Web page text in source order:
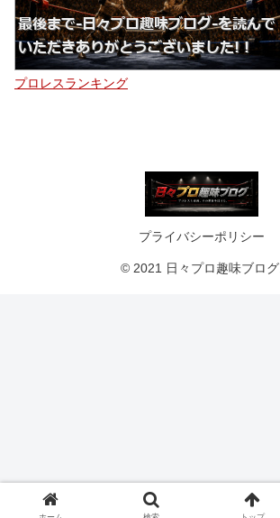
プロレスランキング
プライバシーポリシー
© 2021 日々プロ趣味ブログ.